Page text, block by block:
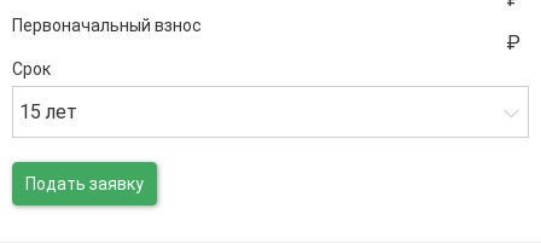
Первоначальный взнос
Срок
15 лет
Подать заявку